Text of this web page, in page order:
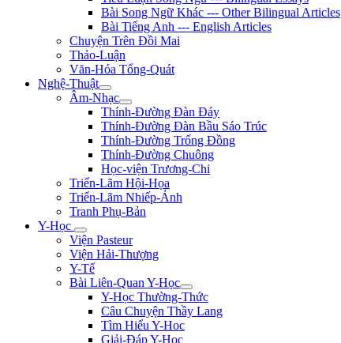
Bài Song Ngữ Khác --- Other Bilingual Articles
Bài Tiếng Anh --- English Articles
Chuyện Trên Đồi Mai
Thảo-Luận
Văn-Hóa Tổng-Quát
Nghệ-Thuật
Âm-Nhạc
Thính-Đường Đàn Đáy
Thính-Đường Đàn Bầu Sáo Trúc
Thính-Đường Trống Đồng
Thính-Đường Chuông
Học-viện Trương-Chi
Triển-Lãm Hội-Họa
Triển-Lãm Nhiếp-Ảnh
Tranh Phụ-Bản
Y-Học
Viện Pasteur
Viện Hải-Thượng
Y-Tế
Bài Liên-Quan Y-Học
Y-Học Thường-Thức
Câu Chuyện Thầy Lang
Tìm Hiểu Y-Hoc
Giải-Đáp Y-Học